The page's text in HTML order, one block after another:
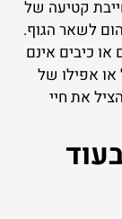
קטיעה של
לשאר הגוף.
או כיבים אינם
או אפילו של
את חיי